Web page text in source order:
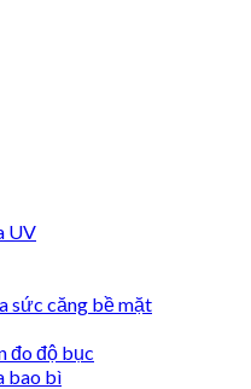
UV
sức căng bề mặt
đo độ bục
bao bì